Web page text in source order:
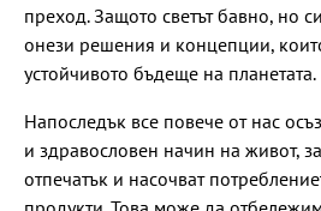
преход. Защото светът бавно, но
онези решения и концепции,
устойчивото бъдеще на планетата.
Напоследък все повече от нас
и здравословен начин на живот,
отпечатък и насочват